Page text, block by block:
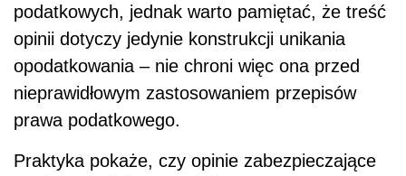
podatkowych, jednak warto pamiętać, że treść
opinii dotyczy jedynie konstrukcji unikania
opodatkowania – nie chroni więc ona przed
nieprawidłowym zastosowaniem przepisów
prawa podatkowego.
Praktyka pokaże, czy opinie zabezpieczające